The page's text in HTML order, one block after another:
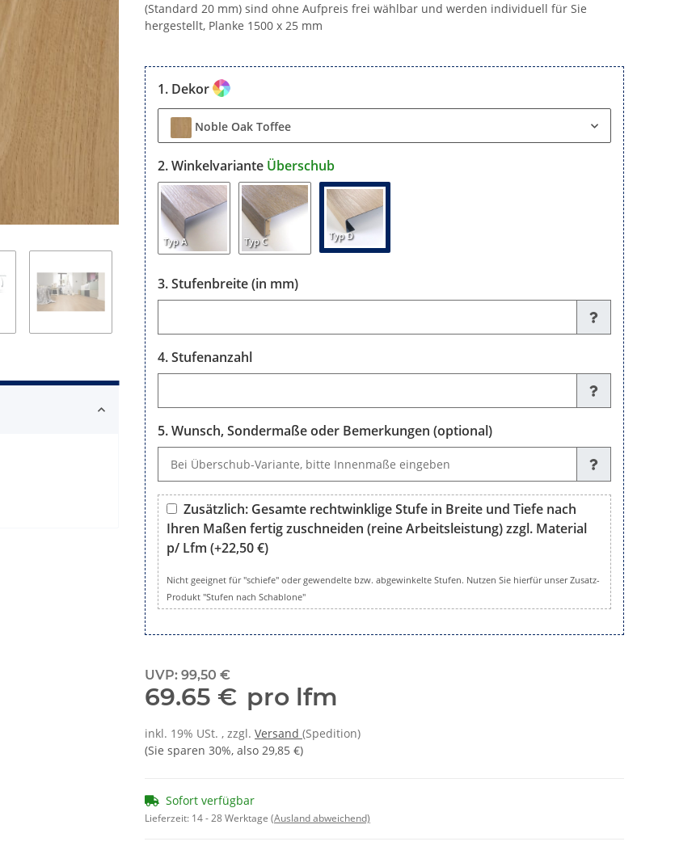
(Standard 20 mm) sind ohne Aufpreis frei wählbar und werden individuell für Sie
hergestellt, Planke 1500 x 25 mm
Dekor
Noble Oak Toffee
Winkelvariante Überschub
Typ A Typ C Typ D
Stufenbreite (in mm)
Stufenanzahl
Wunsch, Sondermaße oder Bemerkungen (optional)
Zusätzlich: Gesamte rechtwinklige Stufe in Breite und Tiefe nach
Ihren Maßen fertig zuschneiden (reine Arbeitsleistung) zzgl. Material
p/ Lfm (+22,50 €)
Zusätzlich: Gesamte rechtwinklige Stufe in Breite und Tiefe nach Ihren Maßen fertig
Nicht geeignet für "schiefe" oder gewendelte bzw. abgewinkelte Stufen. Nutzen Sie hierfür unser Zusatz-
Produkt "Stufen nach Schablone"
UVP: 99,50 €
69.65 € pro lfm
inkl. 19% USt. , zzgl. Versand (Spedition)
(Sie sparen 30%, also 29,85 €)
Sofort verfügbar
Lieferzeit: 14 - 28 Werktage (Ausland abweichend)